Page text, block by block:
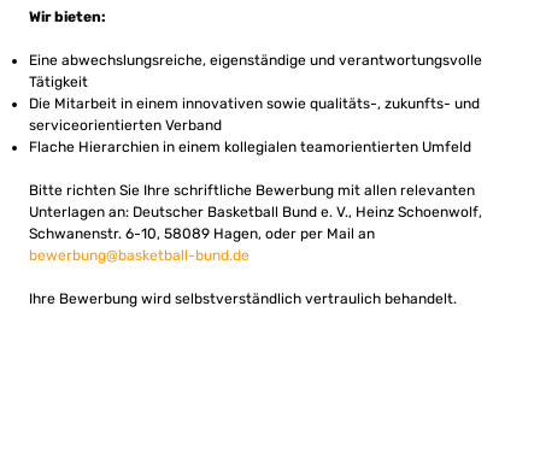
Wir bieten:
Eine abwechslungsreiche, eigenständige und verantwortungsvolle
Tätigkeit
Die Mitarbeit in einem innovativen sowie qualitäts-, zukunfts- und
serviceorientierten Verband
Flache Hierarchien in einem kollegialen teamorientierten Umfeld
Bitte richten Sie Ihre schriftliche Bewerbung mit allen relevanten
Unterlagen an: Deutscher Basketball Bund e. V., Heinz Schoenwolf,
Schwanenstr. 6-10, 58089 Hagen, oder per Mail an
bewerbung@basketball-bund.de
Ihre Bewerbung wird selbstverständlich vertraulich behandelt.